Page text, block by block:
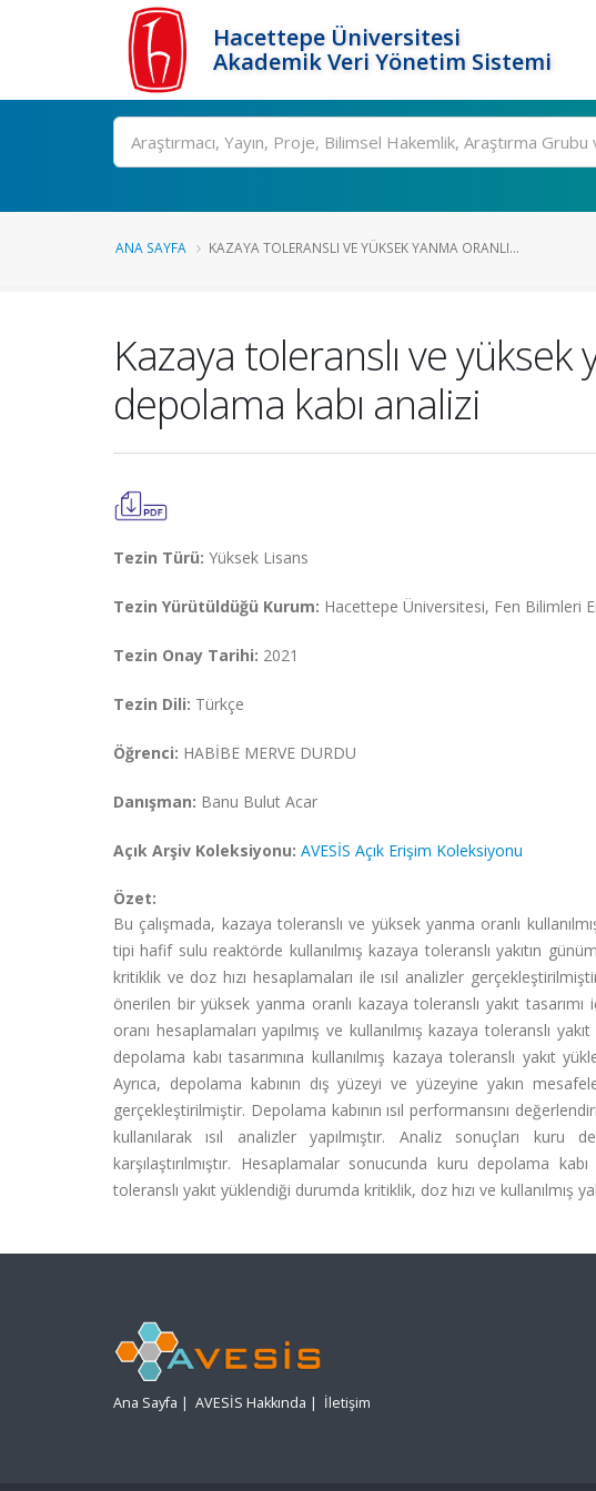
Hacettepe Üniversitesi
Akademik Veri Yönetim Sistemi
Ara
ANA SAYFA KAZAYA TOLERANSLI VE YÜKSEK YANMA ORANLI...
Kazaya toleranslı ve yüksek
depolama kabı analizi
Tezin Türü: Yüksek Lisans
Tezin Yürütüldüğü Kurum: Hacettepe Üniversitesi, Fen Bilimleri
Tezin Onay Tarihi: 2021
Tezin Dili: Türkçe
Öğrenci: HABİBE MERVE DURDU
Danışman: Banu Bulut Acar
Açık Arşiv Koleksiyonu: AVESİS Açık Erişim Koleksiyonu
Özet:
Bu çalışmada, kazaya toleranslı ve yüksek yanma oranlı
tipi hafif sulu reaktörde kullanılmış kazaya toleranslı yakıtın
kritiklik ve doz hızı hesaplamaları ile ısıl analizler
önerilen bir yüksek yanma oranlı kazaya toleranslı yakıt
oranı hesaplamaları yapılmış ve kullanılmış kazaya toleranslı
depolama kabı tasarımına kullanılmış kazaya toleranslı yakıt
Ayrıca, depolama kabının dış yüzeyi ve yüzeyine yakın
gerçekleştirilmiştir. Depolama kabının ısıl performansını
kullanılarak ısıl analizler yapılmıştır. Analiz sonuçları
karşılaştırılmıştır. Hesaplamalar sonucunda kuru depolama
toleranslı yakıt yüklendiği durumda kritiklik, doz hızı ve kullanılmış
Ana Sayfa | AVESİS Hakkında | İletişim